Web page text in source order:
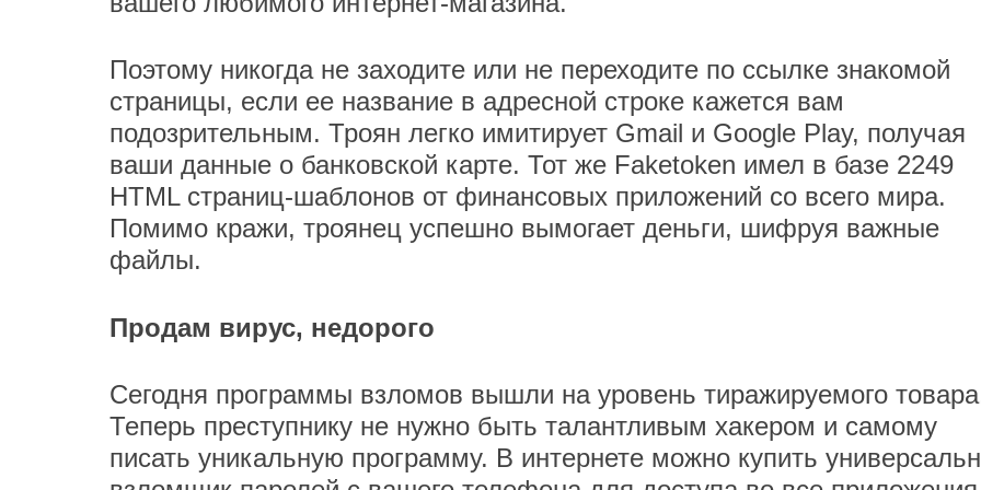
Поэтому никогда не заходите или не переходите по ссылке знакомой
страницы, если ее название в адресной строке кажется вам
подозрительным. Троян легко имитирует Gmail и Google Play, получая
ваши данные о банковской карте. Тот же Faketoken имел в базе 2249
HTML страниц-шаблонов от финансовых приложений со всего мира.
Помимо кражи, троянец успешно вымогает деньги, шифруя важные
файлы.
Продам вирус, недорого
Сегодня программы взломов вышли на уровень тиражируемого
Теперь преступнику не нужно быть талантливым хакером и самому
писать уникальную программу. В интернете можно купить